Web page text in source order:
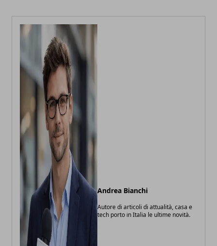
Andrea Bianchi
Autore di articoli di attualità, casa e
tech porto in Italia le ultime novità.